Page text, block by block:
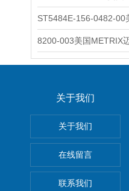
8200-003美国METRIX
关于我们
关于我们
在线留言
联系我们